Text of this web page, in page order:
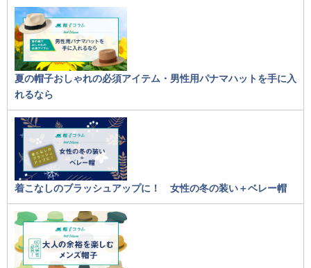
夏の帽子おしゃれの必須アイテム・男性用パナマハットを手に入
れるなら
着こなしのブラッシュアップに！ 女性の冬の装い＋ベレー帽